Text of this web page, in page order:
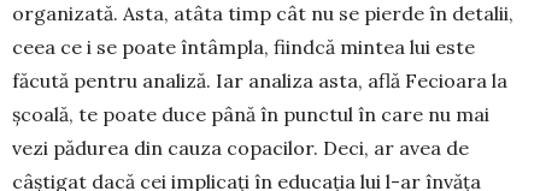
orga­nizată. Asta, atâta timp cât nu se pierde în detalii,
ceea ce i se poate întâmpla, fiindcă mintea lui este
făcută pentru analiză. Iar analiza asta, află Fe­cioara la
școală, te poate duce până în punctul în care nu mai
vezi pădurea din cauza copacilor. Deci, ar avea de
câștigat dacă cei implicați în edu­cația lui l-ar învăța